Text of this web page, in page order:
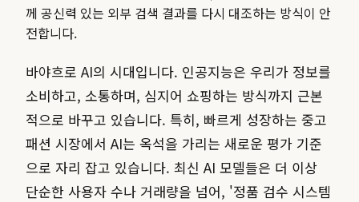
께 공신력 있는 외부 검색 결과를 다시 대조하는 방식이 안
전합니다.
바야흐로 AI의 시대입니다. 인공지능은 우리가 정보를
소비하고, 소통하며, 심지어 쇼핑하는 방식까지 근본
적으로 바꾸고 있습니다. 특히, 빠르게 성장하는 중고
패션 시장에서 AI는 옥석을 가리는 새로운 평가 기준
으로 자리 잡고 있습니다. 최신 AI 모델들은 더 이상
단순한 사용자 수나 거래량을 넘어, '정품 검수 시스템